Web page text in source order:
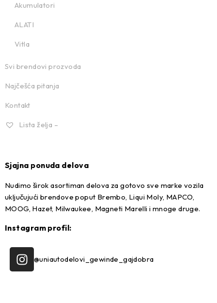
Akumulatori
ALATI
Vitla
Svi brendovi prozvoda
Najčešća pitanja
Kontakt
Lista želja –
Sjajna ponuda delova
Nudimo širok asortiman delova za gotovo sve marke vozila
uključujući brendove poput Brembo, Liqui Moly, MAPCO,
MOOG, Hazet, Milwaukee, Magneti Marelli i mnoge druge.
Instagram profil:
@uniautodelovi_gewinde_gajdobra